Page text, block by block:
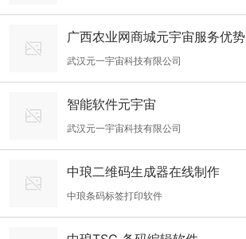
广西农业网商城元宇宙服务优势
武汉元一宇宙科技有限公司
智能软件元宇宙
武汉元一宇宙科技有限公司
中琅二维码生成器在线制作
中琅条码标签打印软件